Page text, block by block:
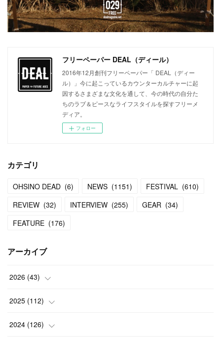
フリーペーパー DEAL（ディール）
2016年12月創刊フリーペーパー「 DEAL（ディー
ル）」今に起こっているカウンターカルチャーに起
因するさまざまな文化を通して、今の時代の自分た
ちのラブ＆ピースなライフスタイルを探すフリーメ
ディア。
フォロー
カテゴリ
OHSINO DEAD (6) NEWS (1151) FESTIVAL (610)
REVIEW (32) INTERVIEW (255) GEAR (34)
FEATURE (176)
アーカイブ
2026 (43)
( 2)
(3)
2025 (112)
(7)
2024 (126)